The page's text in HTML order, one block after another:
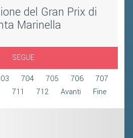
del Gran Prix di
Marinella
SEGUE
704 705 706 707
711 712 Avanti Fine